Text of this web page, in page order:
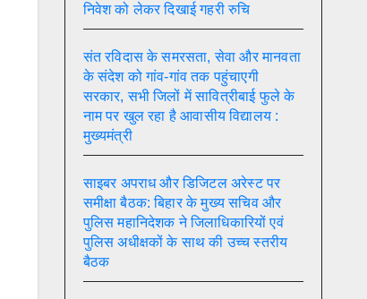
निवेश को लेकर दिखाई गहरी रुचि
संत रविदास के समरसता, सेवा और मानवता
के संदेश को गांव-गांव तक पहुंचाएगी
सरकार, सभी जिलों में सावित्रीबाई फुले के
नाम पर खुल रहा है आवासीय विद्यालय :
मुख्यमंत्री
साइबर अपराध और डिजिटल अरेस्ट पर
समीक्षा बैठक: बिहार के मुख्य सचिव और
पुलिस महानिदेशक ने जिलाधिकारियों एवं
पुलिस अधीक्षकों के साथ की उच्च स्तरीय
बैठक